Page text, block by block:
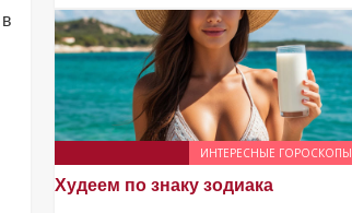
ИНТЕРЕСНЫЕ ГОРОСКОПЫ
Худеем по знаку зодиака